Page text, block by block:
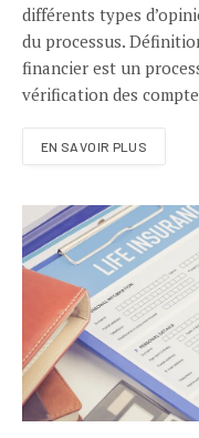
différents types
du processus.
financier est un
vérification des
EN SAVOIR PLUS